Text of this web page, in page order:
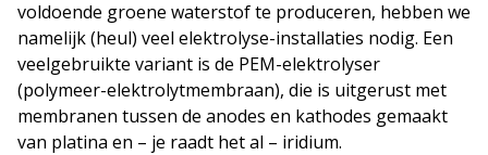
voldoende groene waterstof te produceren, hebben we
namelijk (heul) veel elektrolyse-installaties nodig. Een
veelgebruikte variant is de PEM-elektrolyser
(polymeer-elektrolytmembraan), die is uitgerust met
membranen tussen de anodes en kathodes gemaakt
van platina en – je raadt het al – iridium.